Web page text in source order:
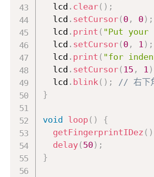
  lcd
. clear( ) ;
  lcd
. setCursor( 0, 0) ;
  lcd
. print ( "Put your
  lcd
. setCursor( 0, 1 ) ;
  lcd
. print ( "for
  lcd
. setCursor( 15 , 1 )
  lcd
. blink( ) ;
// 右下
}
void loop( )
{
getFingerprintIDez ( )
delay( 50) ;
}